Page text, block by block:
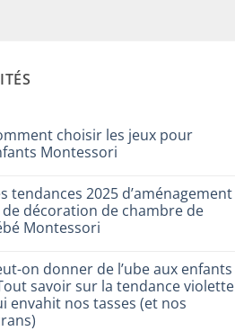
choisir les jeux pour
Montessori
tendances 2025 d’aménagement
de décoration de chambre de
Montessori
on donner de l’ube aux enfants
savoir sur la tendance violette
envahit nos tasses (et nos